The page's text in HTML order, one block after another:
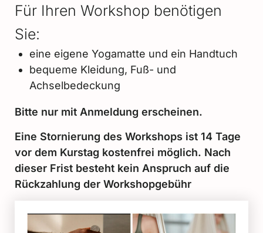
Für Ihren Workshop benötigen
Sie:
eine eigene Yogamatte und ein Handtuch
bequeme Kleidung, Fuß- und
Achselbedeckung
Bitte nur mit Anmeldung erscheinen.
Eine Stornierung des Workshops ist 14 Tage
vor dem Kurstag kostenfrei möglich. Nach
dieser Frist besteht kein Anspruch auf die
Rückzahlung der Workshopgebühr